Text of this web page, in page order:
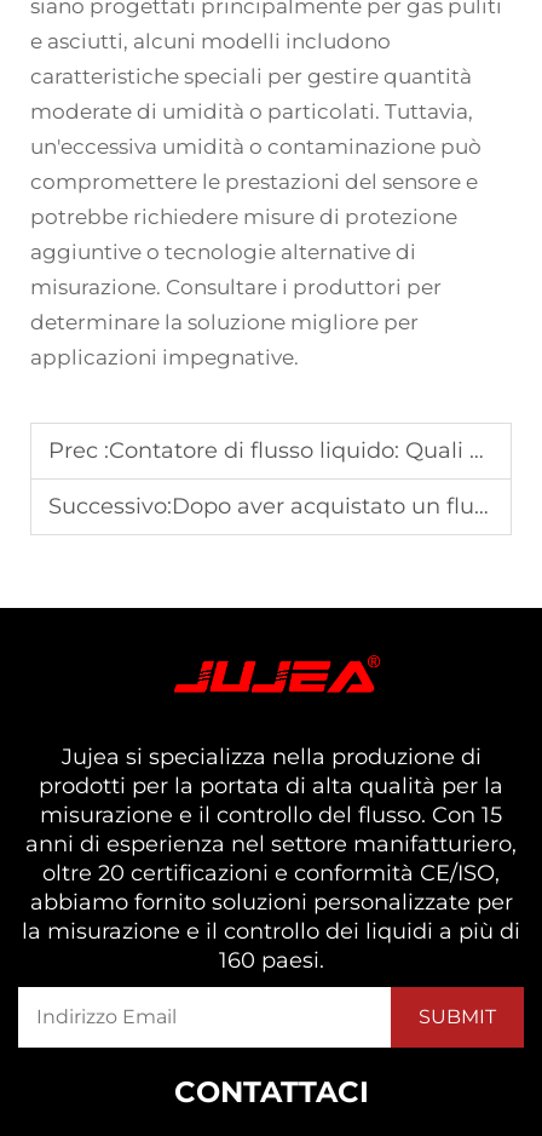
siano progettati principalmente per gas puliti
e asciutti, alcuni modelli includono
caratteristiche speciali per gestire quantità
moderate di umidità o particolati. Tuttavia,
un'eccessiva umidità o contaminazione può
compromettere le prestazioni del sensore e
potrebbe richiedere misure di protezione
aggiuntive o tecnologie alternative di
misurazione. Consultare i produttori per
determinare la soluzione migliore per
applicazioni impegnative.
Prec :Contatore di flusso liquido: Quali sono le differenze tra i contatori di flusso per liquidi e come sceglierne uno?
Successivo:Dopo aver acquistato un flussimetro, come posso garantire un'installazione corretta?
Jujea si specializza nella produzione di
prodotti per la portata di alta qualità per la
misurazione e il controllo del flusso. Con 15
anni di esperienza nel settore manifatturiero,
oltre 20 certificazioni e conformità CE/ISO,
abbiamo fornito soluzioni personalizzate per
la misurazione e il controllo dei liquidi a più di
160 paesi.
CONTATTACI